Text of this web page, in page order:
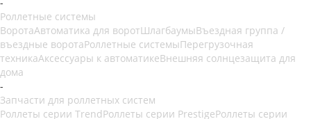
Роллетные системы
ВоротаАвтоматика для воротШлагбаумыВъездная группа /
въездные воротаРоллетные системыПерегрузочная
техникаАксессуары к автоматикеВнешняя солнцезащита для
дома
-
Запчасти для роллетных систем
Роллеты серии TrendРоллеты серии PrestigeРоллеты серии